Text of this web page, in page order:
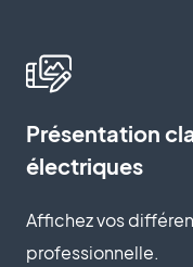
Présentation
électriques
Affichez vos
professionnelle.